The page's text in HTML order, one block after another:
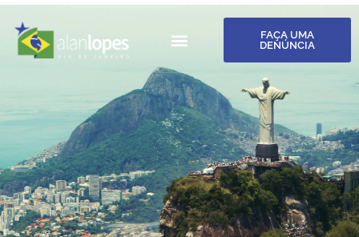
FAÇA UMA
DENÚNCIA